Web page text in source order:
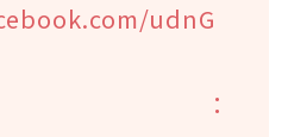
udnG
：